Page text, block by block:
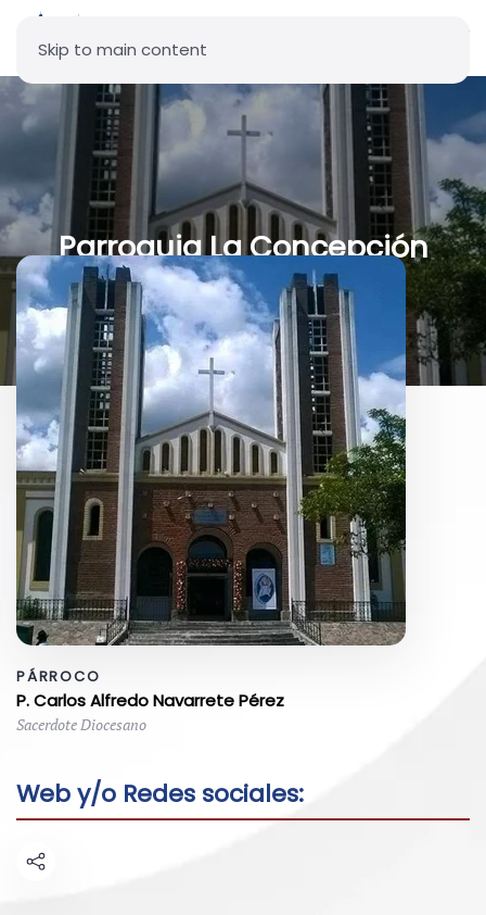
Skip to main content
Parroquia La Concepción
Inmaculada de María
Santísima - UIO
PÁRROCO
P. Carlos Alfredo Navarrete Pérez
Sacerdote Diocesano
Web y/o Redes sociales: